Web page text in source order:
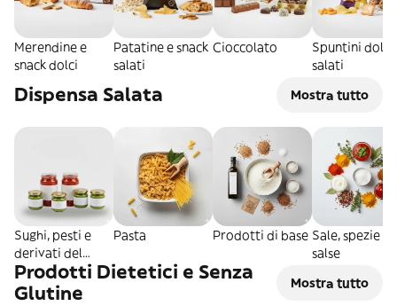
Merendine e
snack dolci
Patatine e snack
salati
Cioccolato
Spuntini dolci
salati
Dispensa Salata Mostra tutto
Sughi, pesti e
derivati del
pomodoro
Pasta Prodotti di base Sale, spezie e
salse
Prodotti Dietetici e Senza
Glutine
Mostra tutto